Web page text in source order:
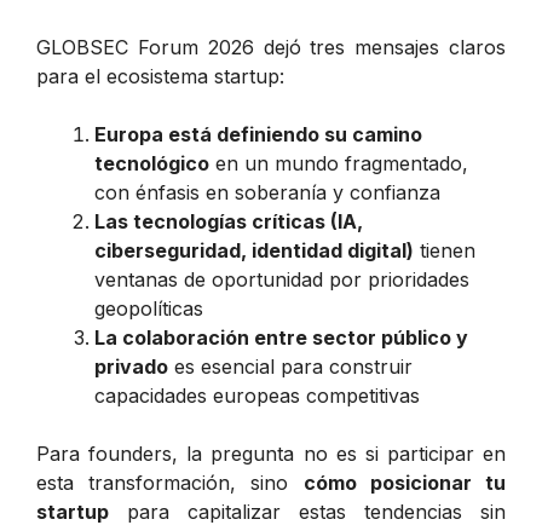
GLOBSEC Forum 2026 dejó tres mensajes claros
para el ecosistema startup:
Europa está definiendo su camino
tecnológico en un mundo fragmentado,
con énfasis en soberanía y confianza
Las tecnologías críticas (IA,
ciberseguridad, identidad digital) tienen
ventanas de oportunidad por prioridades
geopolíticas
La colaboración entre sector público y
privado es esencial para construir
capacidades europeas competitivas
Para founders, la pregunta no es si participar en
esta transformación, sino cómo posicionar tu
startup para capitalizar estas tendencias sin